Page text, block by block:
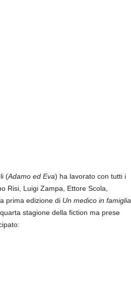
(Adamo ed Eva) ha lavorato con tutti i
Risi, Luigi Zampa, Ettore Scola,
prima edizione di Un medico in famiglia
stagione della fiction ma prese